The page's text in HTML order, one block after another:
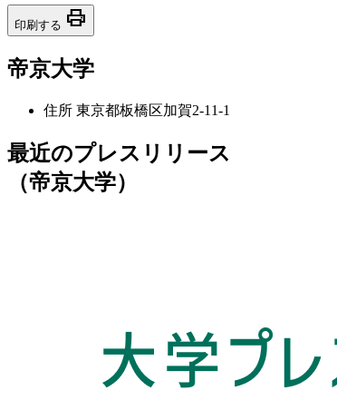
印刷する print
帝京大学
住所 東京都板橋区加賀2-11-1
最近のプレスリリース
（帝京大学）